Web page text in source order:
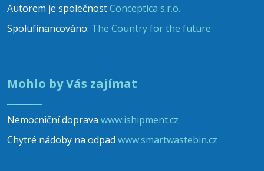
Autorem je společnostConceptica s.r.o.
Spolufinancováno: The Country for the future
Mohlo by Vás zajímat
Nemocniční doprava www.ishipment.cz
Chytré nádoby na odpad www.smartwastebin.cz